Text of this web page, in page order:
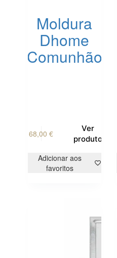
Moldura
Dhome
Comunhão
68,00€
Ver
produto
Adicionar aos
favoritos